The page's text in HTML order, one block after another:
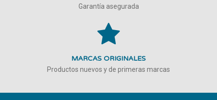
Garantía asegurada
MARCAS ORIGINALES
Productos nuevos y de primeras marcas